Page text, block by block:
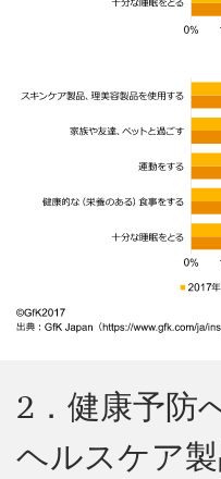
2．健康予防
ヘルスケア